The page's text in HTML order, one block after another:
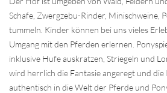
Schafe, Zwergzebu-Rinder, Minischweine,
tummeln. Kinder können bei uns vieles
Umgang mit den Pferden erlernen.
inklusive Hufe auskratzen, Striegeln und
wird herrlich die Fantasie angeregt und
authentisch in die Welt der Pferde und